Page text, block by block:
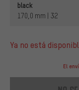
black
170,0 mm | 32
ya no está
El